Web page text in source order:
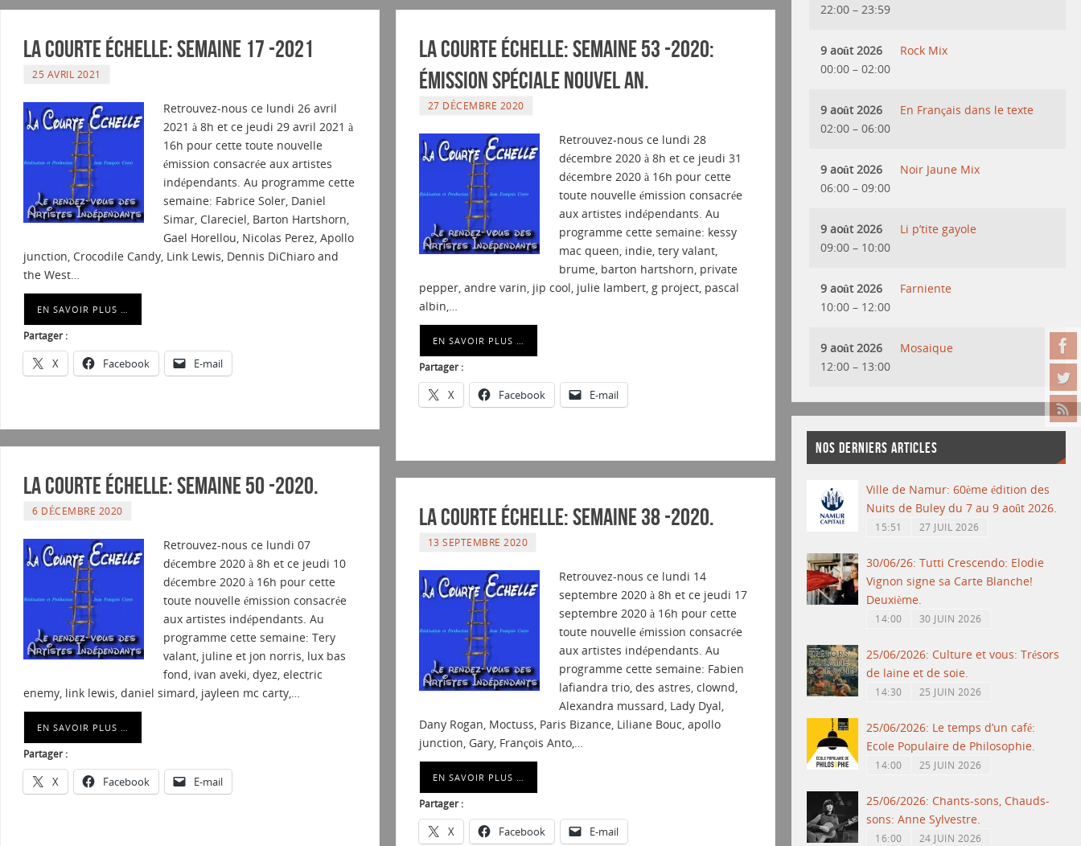
La courte échelle: semaine 17 -2021
25 AVRIL 2021
Retrouvez-nous ce lundi 26 avril
2021 à 8h et ce jeudi 29 avril 2021 à
16h pour cette toute nouvelle
émission consacrée aux artistes
indépendants. Au programme cette
semaine: Fabrice Soler, Daniel
Simar, Clareciel, Barton Hartshorn,
Gael Horellou, Nicolas Perez, Apollo
junction, Crocodile Candy, Link Lewis, Dennis DiChiaro and
the West…
EN SAVOIR PLUS …
Partager :
X Facebook E-mail
La courte échelle: semaine 53 -2020:
émission spéciale nouvel an.
27 DÉCEMBRE 2020
Retrouvez-nous ce lundi 28
décembre 2020 à 8h et ce jeudi 31
décembre 2020 à 16h pour cette
toute nouvelle émission consacrée
aux artistes indépendants. Au
programme cette semaine: kessy
mac queen, indie, tery valant,
brume, barton hartshorn, private
pepper, andre varin, jip cool, julie lambert, g project, pascal
albin,…
EN SAVOIR PLUS …
Partager :
X Facebook E-mail
La courte échelle: semaine 50 -2020.
6 DÉCEMBRE 2020
Retrouvez-nous ce lundi 07
décembre 2020 à 8h et ce jeudi 10
décembre 2020 à 16h pour cette
toute nouvelle émission consacrée
aux artistes indépendants. Au
programme cette semaine: Tery
valant, juline et jon norris, lux bas
fond, ivan aveki, dyez, electric
enemy, link lewis, daniel simard, jayleen mc carty,…
EN SAVOIR PLUS …
Partager :
X Facebook E-mail
La courte échelle: semaine 38 -2020.
13 SEPTEMBRE 2020
Retrouvez-nous ce lundi 14
septembre 2020 à 8h et ce jeudi 17
septembre 2020 à 16h pour cette
toute nouvelle émission consacrée
aux artistes indépendants. Au
programme cette semaine: Fabien
lafiandra trio, des astres, clownd,
Alexandra mussard, Lady Dyal,
Dany Rogan, Moctuss, Paris Bizance, Liliane Bouc, apollo
junction, Gary, François Anto,…
EN SAVOIR PLUS …
Partager :
X Facebook E-mail
22:00 – 23:59
9 août 2026
00:00 – 02:00
Rock Mix
9 août 2026
02:00 – 06:00
En Français dans le texte
9 août 2026
06:00 – 09:00
Noir Jaune Mix
9 août 2026
09:00 – 10:00
Li p’tite gayole
9 août 2026
10:00 – 12:00
Farniente
9 août 2026
12:00 – 13:00
Mosaique
NOS DERNIERS ARTICLES
Ville de Namur: 60ème édition des
Nuits de Buley du 7 au 9 août 2026.
15:51 27 JUIL 2026
30/06/26: Tutti Crescendo: Elodie
Vignon signe sa Carte Blanche!
Deuxième.
14:00 30 JUIN 2026
25/06/2026: Culture et vous: Trésors
de laine et de soie.
14:30 25 JUIN 2026
25/06/2026: Le temps d’un café:
Ecole Populaire de Philosophie.
14:00 25 JUIN 2026
25/06/2026: Chants-sons, Chauds-
sons: Anne Sylvestre.
16:00 24 JUIN 2026